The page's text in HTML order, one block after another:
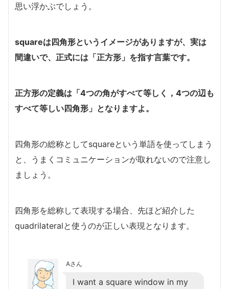
思い浮かぶでしょう。
squareは四角形というイメージがありますが、実は
間違いで、正式には「正方形」を指す言葉です。
正方形の定義は「4つの角がすべて等しく，4つの辺も
すべて等しい四角形」となりますよ。
四角形の総称としてsquareという単語を使ってしまう
と、うまくコミュニケーションが取れないので注意し
ましょう。
四角形を総称して表現する場合、先ほど紹介した
quadrilateralと使うのが正しい表現となります。
Aさん
I want a square window in my